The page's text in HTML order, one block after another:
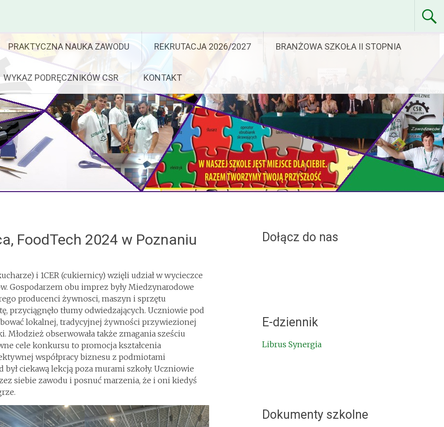
PRAKTYCZNA NAUKA ZAWODU REKRUTACJA 2026/2027 BRANŻOWA SZKOŁA II STOPNIA
WYKAZ PODRĘCZNIKÓW CSR KONTAKT
FoodTech 2024 w Poznaniu
i 1CER (cukiernicy) wzięli udział w wycieczce
Gospodarzem obu imprez były Miedzynarodowe
producenci żywnosci, maszyn i sprzętu
przyciągnęło tłumy odwiedzających. Uczniowie pod
lokalnej, tradycyjnej żywności przywiezionej
obserwowała także zmagania sześciu
cele konkursu to promocja kształcenia
współpracy biznesu z podmiotami
ciekawą lekcją poza murami szkoły. Uczniowie
siebie zawodu i posnuć marzenia, że i oni kiedyś
Dołącz do nas
E-dziennik
Librus Synergia
Dokumenty szkolne